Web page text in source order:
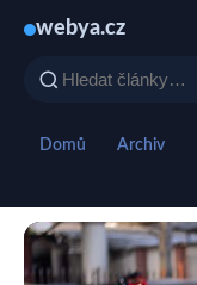
webya.cz
Domů Archiv